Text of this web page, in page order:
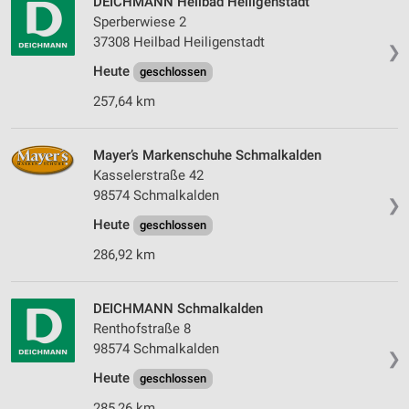
❯
Sperberwiese 2
37308 Heilbad Heiligenstadt
Heute
geschlossen
257,64 km
❯
Mayer’s Markenschuhe Schmalkalden
Kasselerstraße 42
98574 Schmalkalden
Heute
geschlossen
286,92 km
❯
DEICHMANN Schmalkalden
Renthofstraße 8
98574 Schmalkalden
Heute
geschlossen
personalisierter Inhalte
Messung der Werbeleistung
Messung der Performance von Inhalten
Kombinationen von Daten aus verschiedenen
Quellen
Entwicklung und Verbesserung der Angebote
Verwendung reduzierter Daten zur Auswahl von
Verwendung genauer Standortdaten
Geräte anhand von aktiv angeforderten
Informationen identifizieren
Nicht-IAB-Verarbeitungszwecke: